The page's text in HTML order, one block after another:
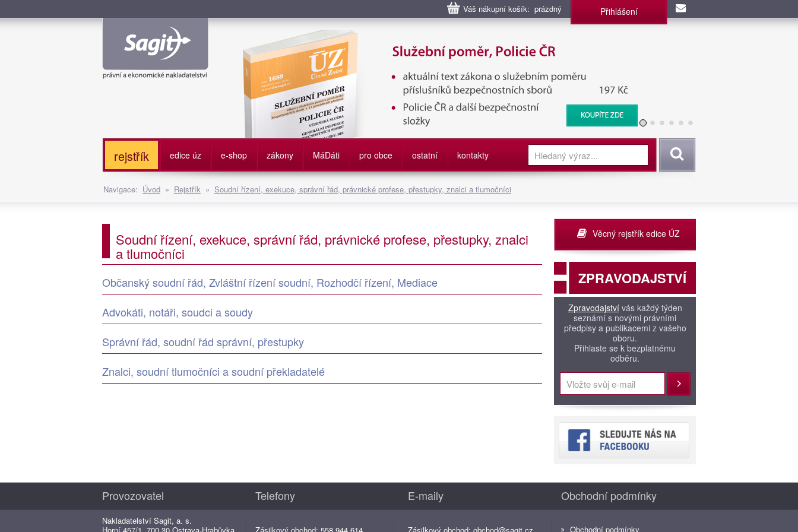
Váš nákupní košík: prázdný Přihlášení
Služební poměr příslušníků bezpečnostních sborů, Policie ČR, Vězeňská služba, BIS, Zpravodajské
služby
rejstřík edice úz e-shop zákony MáDáti pro obce ostatní kontakty Vyhledat
Navigace: Úvod » Rejstřík » Soudní řízení, exekuce, správní řád, právnické profese, přestupky, znalci a tlumočníci
Soudní řízení, exekuce, správní řád, právnické profese, přestupky, znalci
a tlumočníci
Občanský soudní řád, Zvláštní řízení soudní, Rozhodčí řízení, Mediace
Advokáti, notáři, soudci a soudy
Správní řád, soudní řád správní, přestupky
Znalci, soudní tlumočníci a soudní překladatelé
Věcný rejstřík edice ÚZ
ZPRAVODAJSTVÍ
Zpravodajstvívás každý týden
seznámí s novými právními
předpisy a publikacemi z vašeho
oboru.
Přihlaste se k bezplatnému
odběru.
Přihlásit
Provozovatel
Nakladatelství Sagit, a. s.
Telefony E-maily Obchodní podmínky
Obchodní podmínky